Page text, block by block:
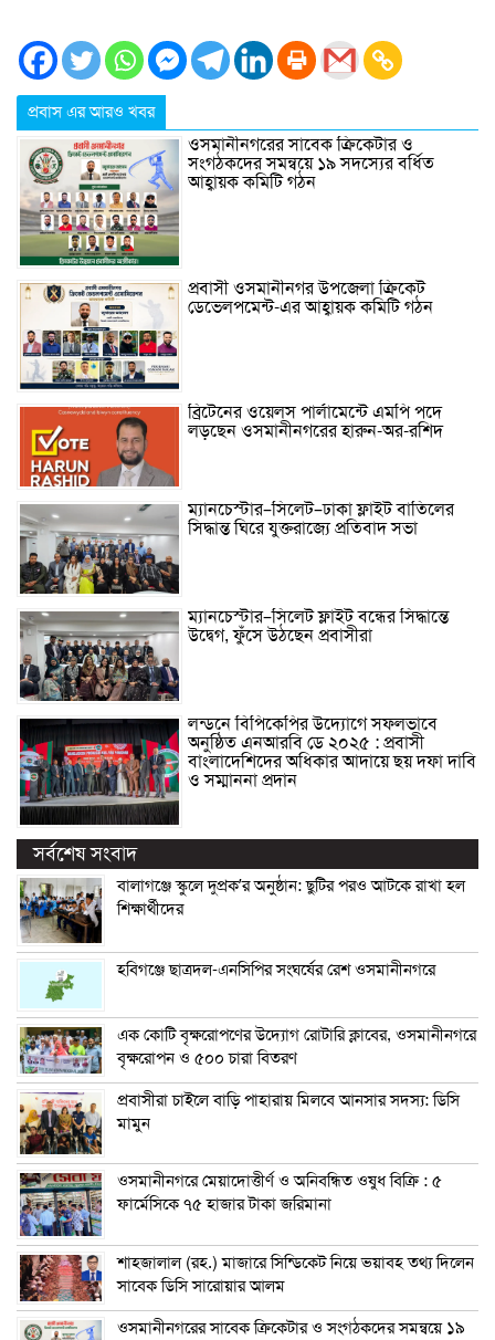
প্রবাস এর আরও খবর
ওসমানীনগরের সাবেক ক্রিকেটার ও
সংগঠকদের সমন্বয়ে ১৯ সদস্যের বর্ধিত
আহ্বায়ক কমিটি গঠন
প্রবাসী ওসমানীনগর উপজেলা ক্রিকেট
ডেভেলপমেন্ট-এর আহ্বায়ক কমিটি গঠন
ব্রিটেনের ওয়েলস পার্লামেন্টে এমপি পদে
লড়ছেন ওসমানীনগরের হারুন-অর-রশিদ
ম্যানচেস্টার–সিলেট–ঢাকা ফ্লাইট বাতিলের
সিদ্ধান্ত ঘিরে যুক্তরাজ্যে প্রতিবাদ সভা
ম্যানচেস্টার–সিলেট ফ্লাইট বন্ধের সিদ্ধান্তে
উদ্বেগ, ফুঁসে উঠছেন প্রবাসীরা
লন্ডনে বিপিকেপির উদ্যোগে সফলভাবে
অনুষ্ঠিত এনআরবি ডে ২০২৫ : প্রবাসী
বাংলাদেশিদের অধিকার আদায়ে ছয় দফা দাবি
ও সম্মাননা প্রদান
সর্বশেষ সংবাদ
বালাগঞ্জে স্কুলে দুপ্রক’র অনুষ্ঠান: ছুটির পরও আটকে রাখা হল
শিক্ষার্থীদের
হবিগঞ্জে ছাত্রদল-এনসিপির সংঘর্ষের রেশ ওসমানীনগরে
এক কোটি বৃক্ষরোপণের উদ্যোগ রোটারি ক্লাবের, ওসমানীনগরে
বৃক্ষরোপন ও ৫০০ চারা বিতরণ
প্রবাসীরা চাইলে বাড়ি পাহারায় মিলবে আনসার সদস্য: ডিসি
মামুন
ওসমানীনগরে মেয়াদোত্তীর্ণ ও অনিবন্ধিত ওষুধ বিক্রি : ৫
ফার্মেসিকে ৭৫ হাজার টাকা জরিমানা
শাহজালাল (রহ.) মাজারে সিন্ডিকেট নিয়ে ভয়াবহ তথ্য দিলেন
সাবেক ডিসি সারোয়ার আলম
ওসমানীনগরের সাবেক ক্রিকেটার ও সংগঠকদের সমন্বয়ে ১৯